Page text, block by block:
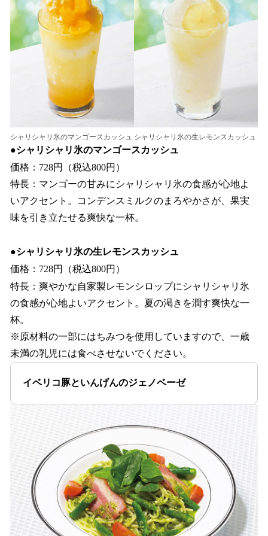
シャリシャリ氷のマンゴースカッシュ シャリシャリ氷の生レモンスカッシュ
●シャリシャリ氷のマンゴースカッシュ
価格：728円（税込800円）
特長：マンゴーの甘みにシャリシャリ氷の食感が心地よ
いアクセント。コンデンスミルクのまろやかさが、果実
味を引き立たせる爽快な一杯。
●シャリシャリ氷の生レモンスカッシュ
価格：728円（税込800円）
特長：爽やかな自家製レモンシロップにシャリシャリ氷
の食感が心地よいアクセント。夏の渇きを潤す爽快な一
杯。
※原材料の一部にはちみつを使用していますので、一歳
未満の乳児には食べさせないでください。
イベリコ豚といんげんのジェノベーゼ